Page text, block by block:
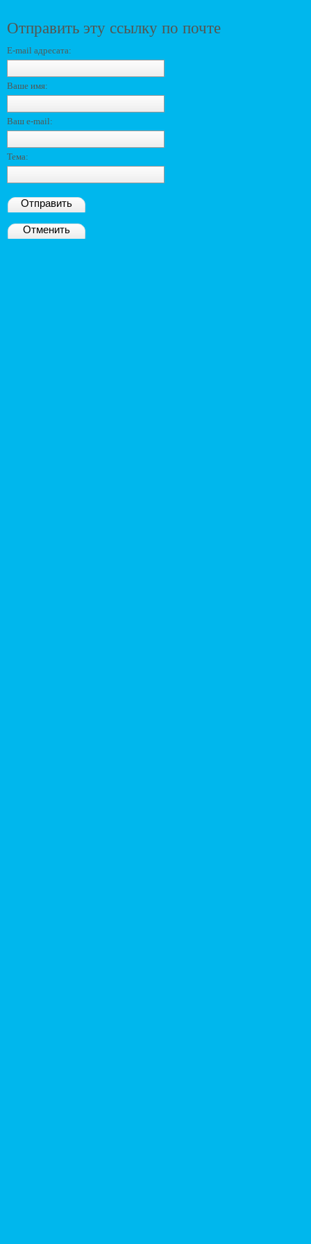
Отправить эту ссылку по почте
E-mail адресата:
Ваше имя:
Ваш e-mail:
Тема:
Отправить
Отменить